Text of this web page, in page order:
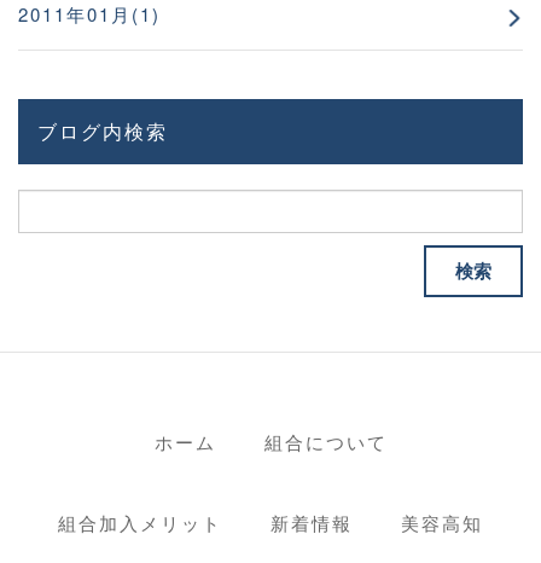
2011年01月(1)
ブログ内検索
ホーム 組合について
組合加入メリット 新着情報 美容高知